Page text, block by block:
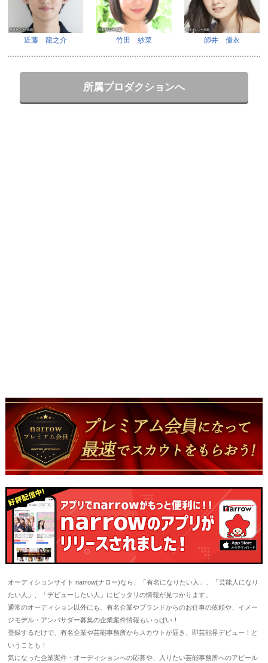
近藤 龍之介 竹田 紗菜 師井 優衣
所属プロダクションへ
オーディションサイト narrow(ナロー)なら、「有名になりたい人」、「芸能人になり
たい人」、「デビューしたい人」にピッタリの情報が見つかります。
通常のオーディション以外にも、有名企業やブランドからのお仕事の依頼や、イメー
ジモデル・アンバサダー募集の企業案件情報もいっぱい！
登録するだけで、有名企業や芸能事務所からスカウトが届き、即芸能界デビュー！と
いうことも！
気になった企業案件・オーディションへの応募や、入りたい芸能事務所へのアピール